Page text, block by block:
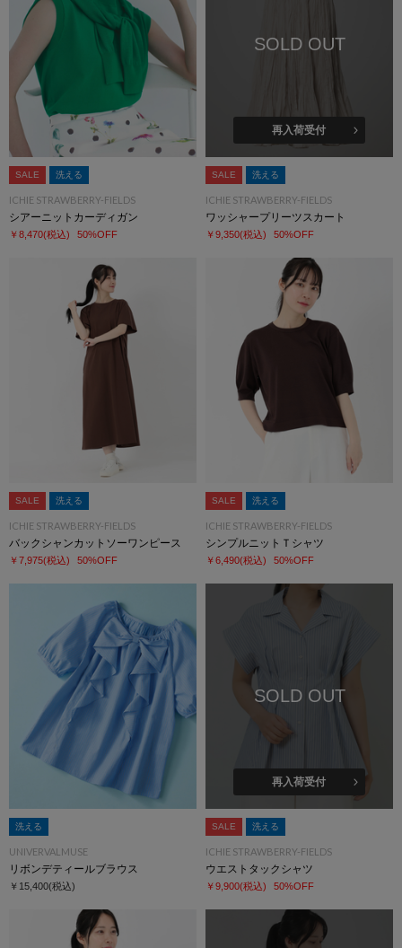
SALE 洗える
ICHIE STRAWBERRY-FIELDS
シアーニットカーディガン
￥8,470(税込) 50%OFF
SOLD OUT
再入荷受付
SALE 洗える
ICHIE STRAWBERRY-FIELDS
ワッシャープリーツスカート
￥9,350(税込) 50%OFF
SALE 洗える
ICHIE STRAWBERRY-FIELDS
バックシャンカットソーワンピース
￥7,975(税込) 50%OFF
SALE 洗える
ICHIE STRAWBERRY-FIELDS
シンプルニットＴシャツ
￥6,490(税込) 50%OFF
洗える
UNIVERVALMUSE
リボンデティールブラウス
￥15,400(税込)
SOLD OUT
再入荷受付
SALE 洗える
ICHIE STRAWBERRY-FIELDS
ウエストタックシャツ
￥9,900(税込) 50%OFF